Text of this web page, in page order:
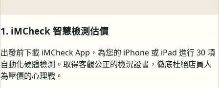
1. iMCheck 智慧檢測估價
出發前下載 iMCheck App，為您的 iPhone 或 iPad 進行 30 項
自動化硬體檢測。取得客觀公正的機況證書，徹底杜絕店員人
為壓價的心理戰。